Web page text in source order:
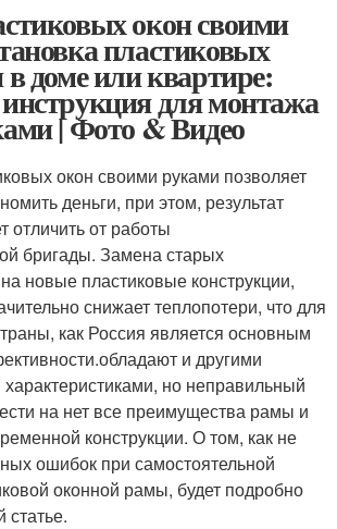
окон своими
пластиковых
доме или квартире:
для монтажа
| Фото & Видео
окон своими руками позволяет
деньги, при этом, результат
отличить от работы
бригады. Замена старых
новые пластиковые конструкции,
снижает теплопотери, что для
как Россия является основным
и другими
но неправильный
на нет все преимущества рамы и
конструкции. О том, как не
ошибок при самостоятельной
оконной рамы, будет подробно
статье.